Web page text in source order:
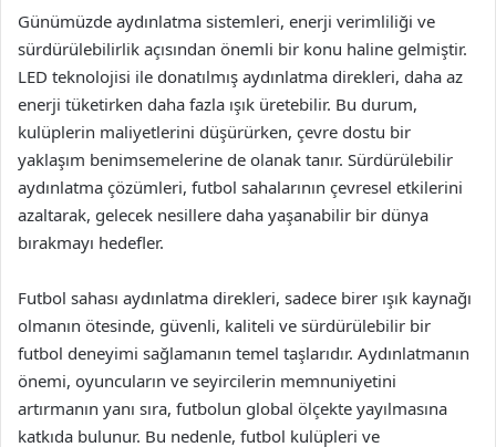
Günümüzde aydınlatma sistemleri, enerji verimliliği ve
sürdürülebilirlik açısından önemli bir konu haline gelmiştir.
LED teknolojisi ile donatılmış aydınlatma direkleri, daha az
enerji tüketirken daha fazla ışık üretebilir. Bu durum,
kulüplerin maliyetlerini düşürürken, çevre dostu bir
yaklaşım benimsemelerine de olanak tanır. Sürdürülebilir
aydınlatma çözümleri, futbol sahalarının çevresel etkilerini
azaltarak, gelecek nesillere daha yaşanabilir bir dünya
bırakmayı hedefler.
Futbol sahası aydınlatma direkleri, sadece birer ışık kaynağı
olmanın ötesinde, güvenli, kaliteli ve sürdürülebilir bir
futbol deneyimi sağlamanın temel taşlarıdır. Aydınlatmanın
önemi, oyuncuların ve seyircilerin memnuniyetini
artırmanın yanı sıra, futbolun global ölçekte yayılmasına
katkıda bulunur. Bu nedenle, futbol kulüpleri ve